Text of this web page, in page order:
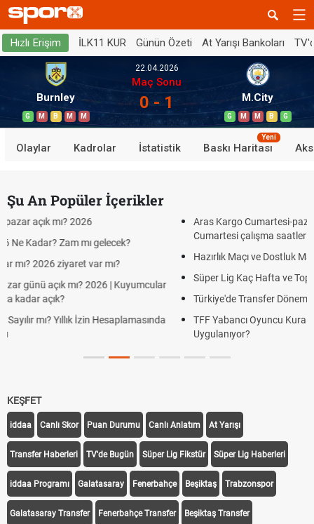
Hızlı Erişim İLK11 KUR Günün Özeti At Yarışı Bankoları
Burnley
G M B M M
22.04.2026
Maç Sonu
0 - 1 M.City
G M M B G
Olaylar Kadrolar İstatistik Baskı Haritası
Yeni
Şu An Popüler İçerikler
| Kuyumcular
Aras Kargo Cumartesi-pazar açık mı? 2026 Aras
Cumartesi çalışma saatleri!
Hazırlık Maçı ve Dostluk Maçı Nedir? Resmî
Süper Lig Kaç Hafta ve Toplam Kaç Maç Oynanır?
Türkiye'de Transfer Dönemi Ne Zaman Başlıyor ve
TFF Yabancı Oyuncu Kuralı Nedir? Güncel Sezonda
KEŞFET
iddaa Canlı Skor Puan Durumu Canlı Anlatım At Yarışı
Transfer Haberleri TV'de Bugün Süper Lig Fikstür Süper Lig Haberleri
iddaa Programı Galatasaray Fenerbahçe Beşiktaş Trabzonspor
Galatasaray Transfer Fenerbahçe Transfer Beşiktaş Transfer